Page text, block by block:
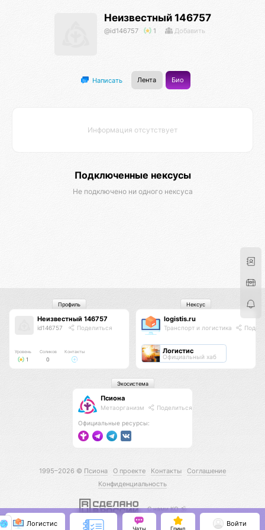
Неизвестный 146757
@id146757 1 Добавить
Написать Лента Био
Информация отсутствует
Подключенные нексусы
Не подключено ни одного нексуса
Неизвестный 146757
id146757 Поделиться
Уровень
1
Соликов
0
Контакты
Профиль
logistis.ru
Транспорт и логистика
Логистис
Официальный хаб
Нексус
Псиона
Метаорганизм Поделиться
Официальные ресурсы:
Экосистема
1995–2026 © Псиона О проекте Контакты
Соглашение
Конфиденциальность
С нами КО 🕉️
Логистис
Чаты Гринд
Войти